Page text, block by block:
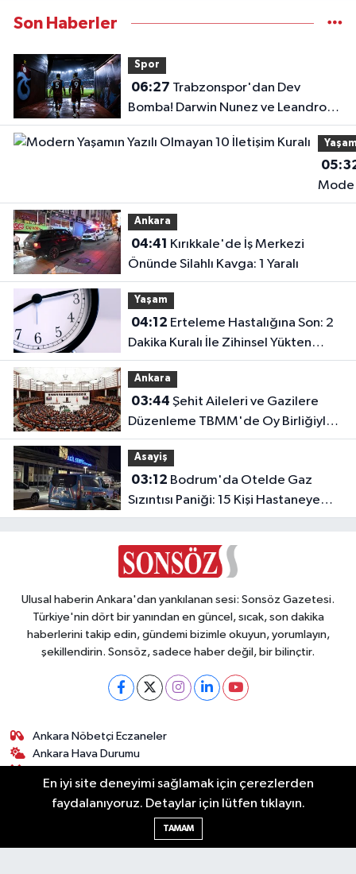
Son Haberler
Spor
06:27
Bomba! Darwin Nunez ve Leandro
Paredes Hamlesi!
Ankara
04:41
Önünde Silahlı Kavga: 1 Yaralı
Yaşam
04:12
Dakika Kuralı İle Zihinsel Yükten
Kurtulun
Ankara
03:44
Düzenleme TBMM'de Oy Birliğiyle
Kabul Edildi
Asayiş
03:12
Sızıntısı Paniği: 15 Kişi Hastaneye
Kaldırıldı
Ulusal haberin Ankara'dan yankılanan sesi: Sonsöz Gazetesi.
Türkiye'nin dört bir yanından en güncel, sıcak, son dakika
haberlerini takip edin, gündemi bizimle okuyun, yorumlayın,
şekillendirin. Sonsöz, sadece haber değil, bir bilinçtir.
Ankara Nöbetçi Eczaneler
Ankara Hava Durumu
Ankara Trafik Yoğunluk Haritası
Puan Durumu ve Fikstür
En iyi site deneyimi sağlamak için çerezlerden
faydalanıyoruz. Detaylar için lütfen tıklayın.
TAMAM